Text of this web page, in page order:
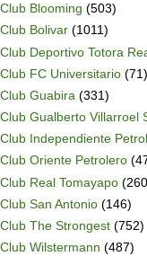
Club Blooming (503)
Club Bolivar (1011)
Club Deportivo Totora
Club FC Universitario (71)
Club Guabira (331)
Club Gualberto Villarroel
Club Independiente
Club Oriente Petrolero
Club Real Tomayapo
Club San Antonio (146)
Club The Strongest (752)
Club Wilstermann (487)